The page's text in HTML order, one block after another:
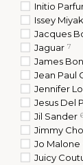
Initio
Issey
Jacques
Jaguar 7
James
Jean Paul
Jennifer
Jesus Del
Jil Sander
Jimmy
Jo Malone
Juicy